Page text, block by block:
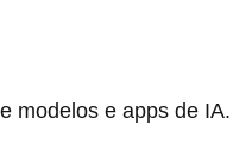
modelos e apps de IA.